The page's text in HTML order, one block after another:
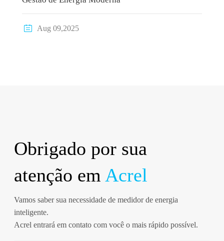
 Aug 09,2025
Obrigado por sua
atenção em Acrel
Vamos saber sua necessidade de medidor de energia
inteligente.
Acrel entrará em contato com você o mais rápido possível.